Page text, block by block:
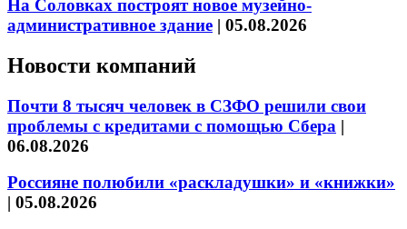
На Соловках построят новое музейно-
административное здание | 05.08.2026
Новости компаний
Почти 8 тысяч человек в СЗФО решили свои
проблемы с кредитами с помощью Сбера |
06.08.2026
Россияне полюбили «раскладушки» и «книжки»
| 05.08.2026